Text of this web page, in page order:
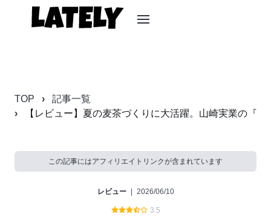
TOP
記事一覧
【レビュー】夏の麦茶づくりに大活躍。山崎実業の『
この記事にはアフィリエイトリンクが含まれています
レビュー 2026/06/10
3.5